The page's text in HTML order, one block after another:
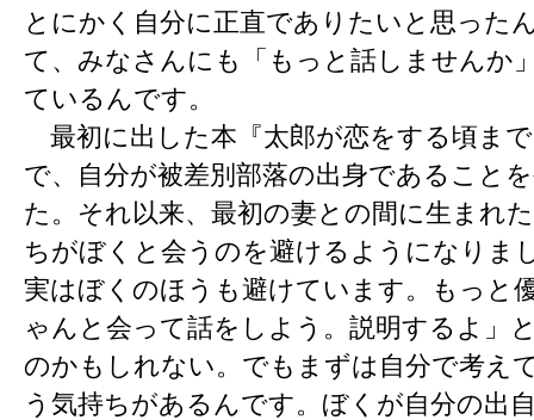
とにかく自分に正直でありたいと思った
て、みなさんにも「もっと話しませんか
ているんです。
最初に出した本『太郎が恋をする頃ま
で、自分が被差別部落の出身であること
た。それ以来、最初の妻との間に生まれ
ちがぼくと会うのを避けるようになりま
実はぼくのほうも避けています。もっと
ゃんと会って話をしよう。説明するよ」
のかもしれない。でもまずは自分で考え
う気持ちがあるんです。ぼくが自分の出